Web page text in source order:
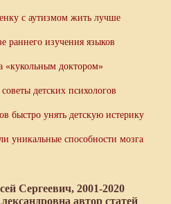
с аутизмом жить лучше
изучения языков
«кукольным доктором»
детских психологов
быстро унять детскую истерику
уникальные способности мозга
Сергеевич, 2001-2020
автор статей